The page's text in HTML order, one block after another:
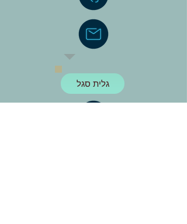
גלית סגל